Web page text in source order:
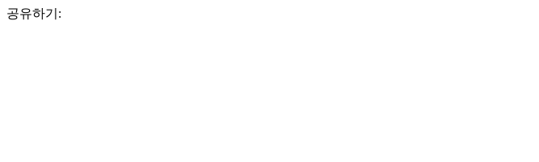
공유하기: